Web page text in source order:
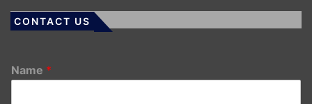
CONTACT US
Name *